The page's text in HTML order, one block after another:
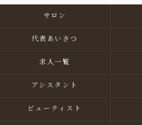
サロン
代表あいさつ
求人一覧
アシスタント
ビューティスト